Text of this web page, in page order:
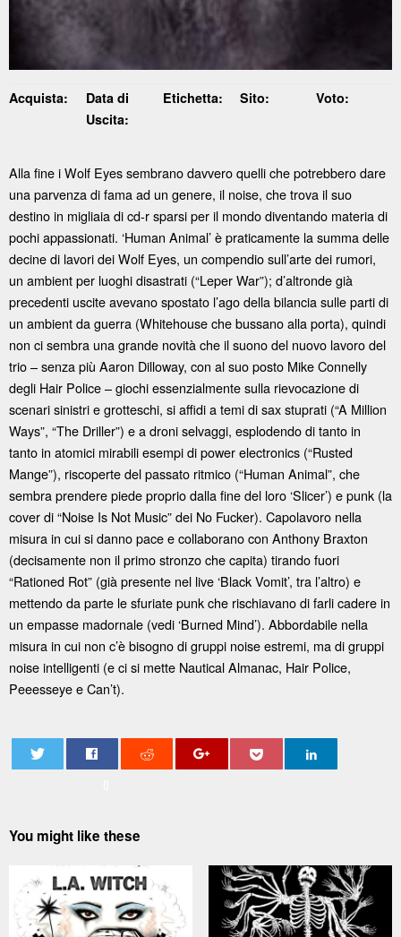
Acquista:
Data di
Uscita:
Etichetta: Sito: Voto:
Alla fine i Wolf Eyes sembrano davvero quelli che potrebbero dare
una parvenza di fama ad un genere, il noise, che trova il suo
destino in migliaia di cd-r sparsi per il mondo diventando materia di
pochi appassionati. ‘Human Animal’ è praticamente la summa delle
decine di lavori dei Wolf Eyes, un compendio sull’arte dei rumori,
un ambient per luoghi disastrati (“Leper War”); d’altronde già
precedenti uscite avevano spostato l’ago della bilancia sulle parti di
un ambient da guerra (Whitehouse che bussano alla porta), quindi
non ci sembra una grande novità che il suono del nuovo lavoro del
trio – senza più Aaron Dilloway, con al suo posto Mike Connelly
degli Hair Police – giochi essenzialmente sulla rievocazione di
scenari sinistri e grotteschi, si affidi a temi di sax stuprati (“A Million
Ways”, “The Driller”) e a droni selvaggi, esplodendo di tanto in
tanto in atomici mirabili esempi di power electronics (“Rusted
Mange”), riscoperte del passato ritmico (“Human Animal”, che
sembra prendere piede proprio dalla fine del loro ‘Slicer’) e punk (la
cover di “Noise Is Not Music” dei No Fucker). Capolavoro nella
misura in cui si danno pace e collaborano con Anthony Braxton
(decisamente non il primo stronzo che capita) tirando fuori
“Rationed Rot” (già presente nel live ‘Black Vomit’, tra l’altro) e
mettendo da parte le sfuriate punk che rischiavano di farli cadere in
un empasse madornale (vedi ‘Burned Mind’). Abbordabile nella
misura in cui non c’è bisogno di gruppi noise estremi, ma di gruppi
noise intelligenti (e ci si mette Nautical Almanac, Hair Police,
Peeesseye e Can’t).
You might like these